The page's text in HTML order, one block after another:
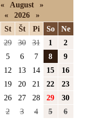
« August
»
«
2026
»
St Št Pi So
Ne
29 30 31 1
2
5 6 7 8
9
12 13 14 15
16
19 20 21 22
23
26 27 28 29
30
2 3 4 5
6